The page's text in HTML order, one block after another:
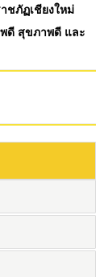
ชภัฏเชียงใหม่
ดี สุขภาพดี และ